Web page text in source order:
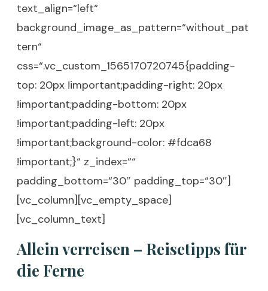
text_align=“left“
background_image_as_pattern=“without_pat
tern“
css=“.vc_custom_1565170720745{padding-
top: 20px !important;padding-right: 20px
!important;padding-bottom: 20px
!important;padding-left: 20px
!important;background-color: #fdca68
!important;}“ z_index=““
padding_bottom=“30″ padding_top=“30″]
[vc_column][vc_empty_space]
[vc_column_text]
Allein verreisen – Reisetipps für
die Ferne